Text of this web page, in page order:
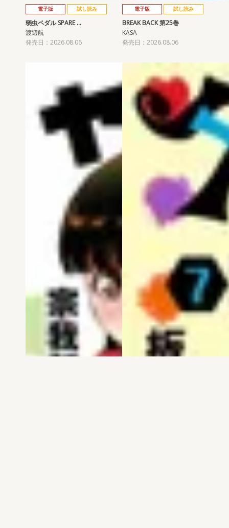
電子版 試し読み
弱虫ペダル SPARE …
渡辺航
発売日：2026.08.06
電子版 試し読み
BREAK BACK 第25巻
KASA
発売日：2026.08.06